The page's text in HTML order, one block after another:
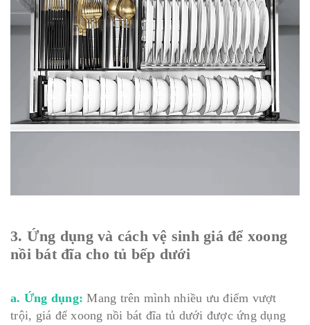
3. Ứng dụng và cách vệ sinh giá để xoong
nồi bát đĩa cho tủ bếp dưới
a. Ứng dụng: Mang trên mình nhiều ưu điểm vượt
trội, giá để xoong nồi bát đĩa tủ dưới được ứng dụng